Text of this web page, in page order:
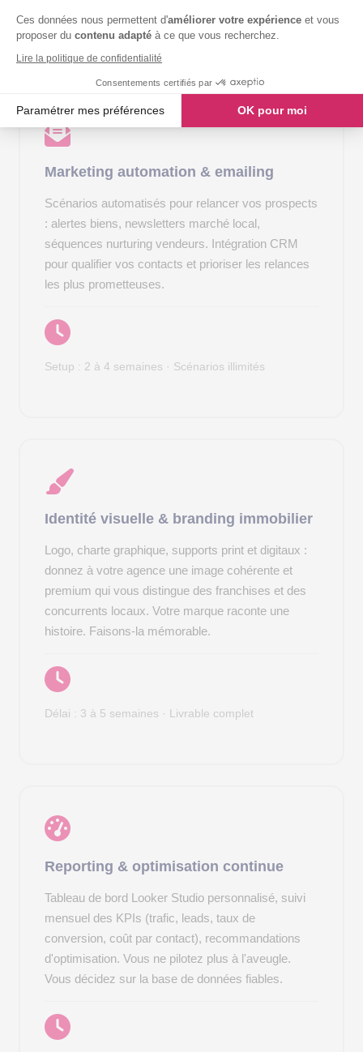
Ces données nous permettent d'améliorer votre expérience et vous
proposer du contenu adapté à ce que vous recherchez.
Lire la politique de confidentialité
Consentements certifiés par
Paramétrer mes préférences OK pour moi
Axeptio consent
Plateforme de Gestion du Consentement : Personnalisez vos
Notre plateforme vous permet d'adapter et de gérer vos
ajustable
Marketing automation & emailing
Scénarios automatisés pour relancer vos prospects
: alertes biens, newsletters marché local,
séquences nurturing vendeurs. Intégration CRM
pour qualifier vos contacts et prioriser les relances
les plus prometteuses.
Setup : 2 à 4 semaines · Scénarios illimités
Identité visuelle & branding immobilier
Logo, charte graphique, supports print et digitaux :
donnez à votre agence une image cohérente et
premium qui vous distingue des franchises et des
concurrents locaux. Votre marque raconte une
histoire. Faisons-la mémorable.
Délai : 3 à 5 semaines · Livrable complet
Reporting & optimisation continue
Tableau de bord Looker Studio personnalisé, suivi
mensuel des KPIs (trafic, leads, taux de
conversion, coût par contact), recommandations
d'optimisation. Vous ne pilotez plus à l'aveugle.
Vous décidez sur la base de données fiables.